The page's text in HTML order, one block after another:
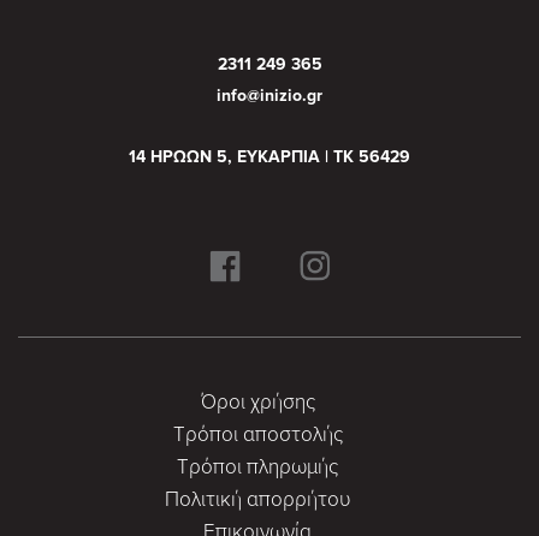
2311 249 365
info@inizio.gr
14 ΗΡΩΩΝ 5, ΕΥΚΑΡΠΙΑ | ΤΚ 56429
Όροι χρήσης
Τρόποι αποστολής
Τρόποι πληρωμής
Πολιτική απορρήτου